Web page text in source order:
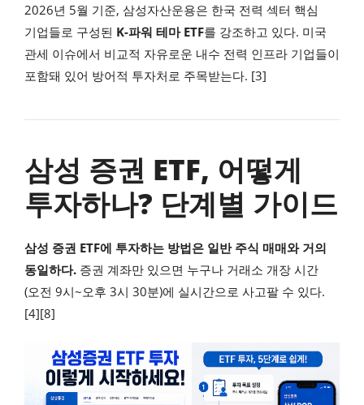
2026년 5월 기준, 삼성자산운용은 한국 전력 섹터 핵심
기업들로 구성된 K-파워 테마 ETF를 강조하고 있다. 미국
관세 이슈에서 비교적 자유로운 내수 전력 인프라 기업들이
포함돼 있어 방어적 투자처로 주목받는다. [3]
삼성 증권 ETF, 어떻게
투자하나? 단계별 가이드
삼성 증권 ETF에 투자하는 방법은 일반 주식 매매와 거의
동일하다. 증권 계좌만 있으면 누구나 거래소 개장 시간
(오전 9시~오후 3시 30분)에 실시간으로 사고팔 수 있다.
[4][8]